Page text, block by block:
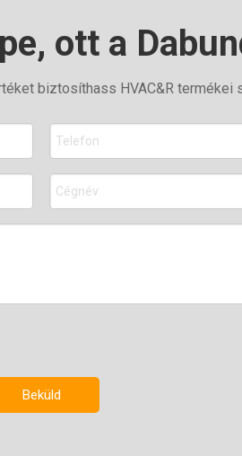
ott a
biztosíthass HVAC&R termékei
Beküld